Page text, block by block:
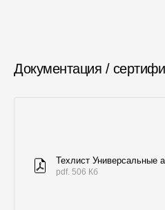
Документация /
Техлист Универсальные
pdf. 506 Кб